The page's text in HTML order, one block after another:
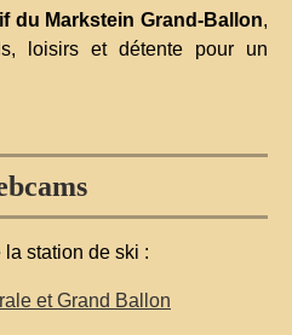
du Markstein Grand-Ballon,
loisirs et détente pour un
station de ski :
et Grand Ballon